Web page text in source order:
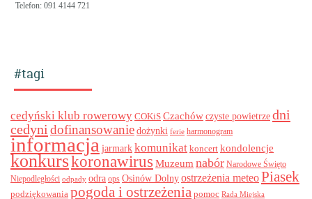
Telefon: 091 4144 721
#tagi
cedyński klub rowerowy COKiS Czachówczyste powietrzedni
cedyni dofinansowanie dożynki ferie harmonogram
informacja jarmark komunikat koncert kondolencje
konkurskoronawirus Muzeumnabór Narodowe Święto
Niepodległości odpady odra ops Osinów Dolnyostrzeżenia meteoPiasek
podziękowania pogoda i ostrzeżenia pomoc Rada Miejska